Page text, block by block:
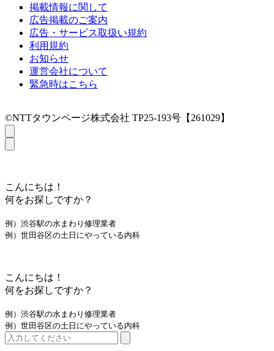
掲載情報に関して
広告掲載のご案内
広告・サービス取扱い規約
利用規約
お知らせ
運営会社について
緊急時はこちら
©NTTタウンページ株式会社 TP25-193号【261029】
こんにちは！
何をお探しですか？
例）渋谷駅の水まわり修理業者
例）世田谷区の土日にやっている内科
こんにちは！
何をお探しですか？
例）渋谷駅の水まわり修理業者
例）世田谷区の土日にやっている内科